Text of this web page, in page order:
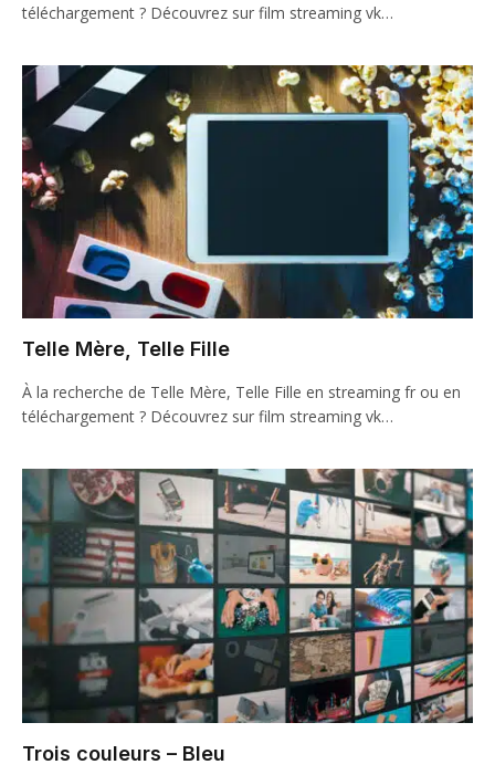
téléchargement ? Découvrez sur film streaming vk…
Telle Mère, Telle Fille
À la recherche de Telle Mère, Telle Fille en streaming fr ou en
téléchargement ? Découvrez sur film streaming vk…
Trois couleurs – Bleu